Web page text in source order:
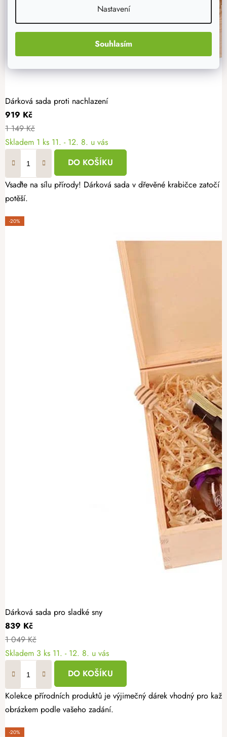
Nastavení
Souhlasím
Dárková sada proti nachlazení
919 Kč
1 149 Kč
Skladem 1 ks 11. - 12. 8. u vás
DO KOŠÍKU
Vsaďte na sílu přírody! Dárková sada v dřevěné krabičce zatočí
potěší.
-20%
Dárková sada pro sladké sny
839 Kč
1 049 Kč
Skladem 3 ks 11. - 12. 8. u vás
DO KOŠÍKU
Kolekce přírodních produktů je výjimečný dárek vhodný pro
obrázkem podle vašeho zadání.
-20%